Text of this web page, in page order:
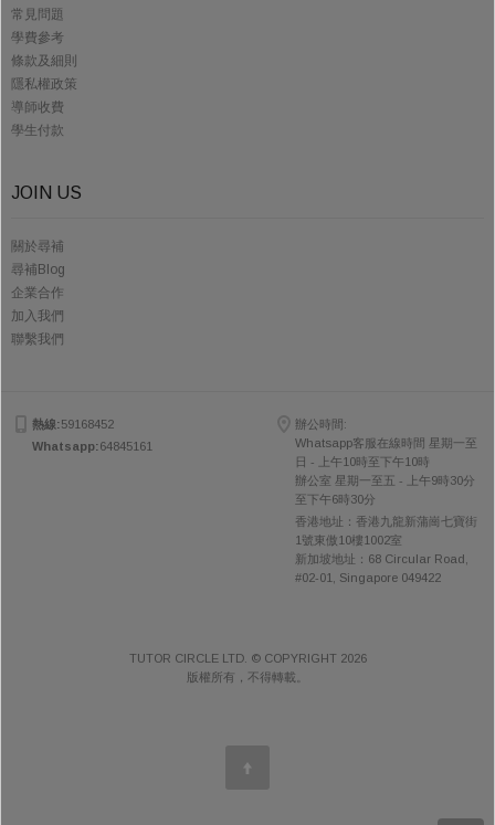
常見問題
學費參考
條款及細則
隱私權政策
導師收費
學生付款
JOIN US
關於尋補
尋補Blog
企業合作
加入我們
聯繫我們
熱線:59168452
Whatsapp:64845161
辦公時間:
Whatsapp客服在線時間 星期一至
日 - 上午10時至下午10時
辦公室 星期一至五 - 上午9時30分
至下午6時30分
香港地址：香港九龍新蒲崗七寶街
1號東傲10樓1002室
新加坡地址：68 Circular Road,
#02-01, Singapore 049422
TUTOR CIRCLE LTD. © COPYRIGHT 2026
版權所有，不得轉載。